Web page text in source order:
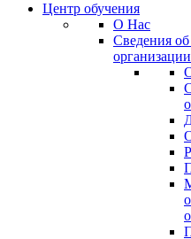
Центр обучения
О Нас
Сведения об
организации